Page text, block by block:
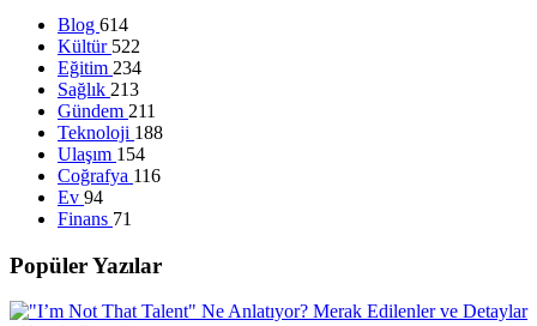
Blog 614
Kültür 522
Eğitim 234
Sağlık 213
Gündem 211
Teknoloji 188
Ulaşım 154
Coğrafya 116
Ev 94
Finans 71
Popüler Yazılar